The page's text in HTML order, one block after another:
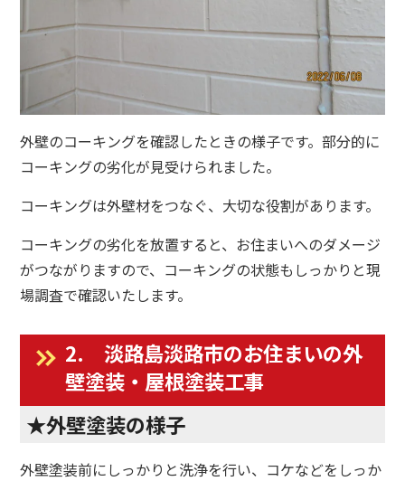
外壁のコーキングを確認したときの様子です。部分的に
コーキングの劣化が見受けられました。
コーキングは外壁材をつなぐ、大切な役割があります。
コーキングの劣化を放置すると、お住まいへのダメージ
がつながりますので、コーキングの状態もしっかりと現
場調査で確認いたします。
2. 淡路島淡路市のお住まいの外
壁塗装・屋根塗装工事
★外壁塗装の様子
外壁塗装前にしっかりと洗浄を行い、コケなどをしっか